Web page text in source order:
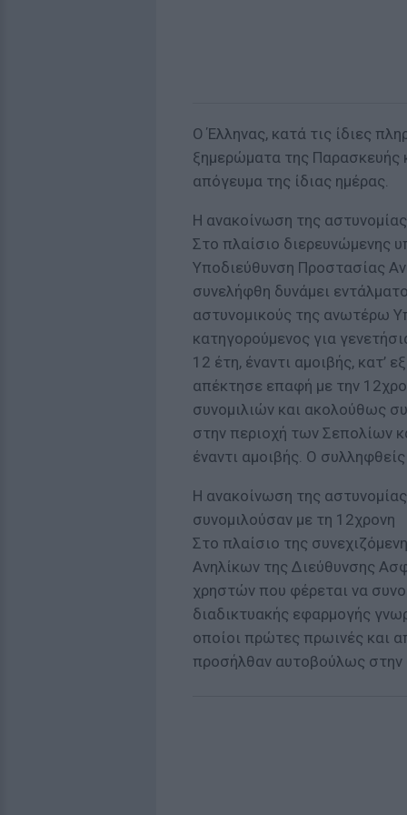
Ο Έλληνας, κατά τις ίδιες
ξημερώματα της Παρασκευής
απόγευμα της ίδιας ημέρας.
Η ανακοίνωση της
Στο πλαίσιο διερευνώμενης
Υποδιεύθυνση Προστασίας
συνελήφθη δυνάμει
αστυνομικούς της ανωτέρω
κατηγορούμενος για
12 έτη, έναντι αμοιβής, κατ’
απέκτησε επαφή με την
συνομιλιών και ακολούθως
στην περιοχή των Σεπολίων
έναντι αμοιβής. Ο
Η ανακοίνωση της
συνομιλούσαν με τη 12χρονη
Στο πλαίσιο της
Ανηλίκων της Διεύθυνσης
χρηστών που φέρεται να
διαδικτυακής εφαρμογής
οποίοι πρώτες πρωινές και
προσήλθαν αυτοβούλως